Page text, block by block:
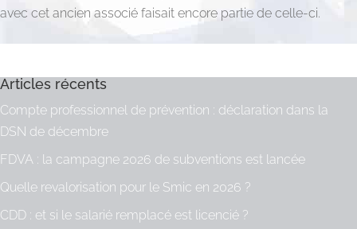
avec cet ancien associé faisait encore partie de celle-ci.
Articles récents
Compte professionnel de prévention : déclaration dans la
DSN de décembre
FDVA : la campagne 2026 de subventions est lancée
Quelle revalorisation pour le Smic en 2026 ?
CDD : et si le salarié remplacé est licencié ?